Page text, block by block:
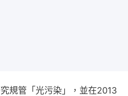
規管「光污染」，並在2013